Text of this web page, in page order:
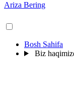
Ariza Bering
Bosh Sahifa
Biz